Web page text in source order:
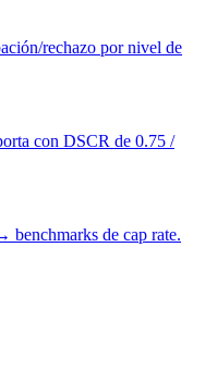
rechazo por nivel de
con DSCR de 0.75 /
de cap rate.